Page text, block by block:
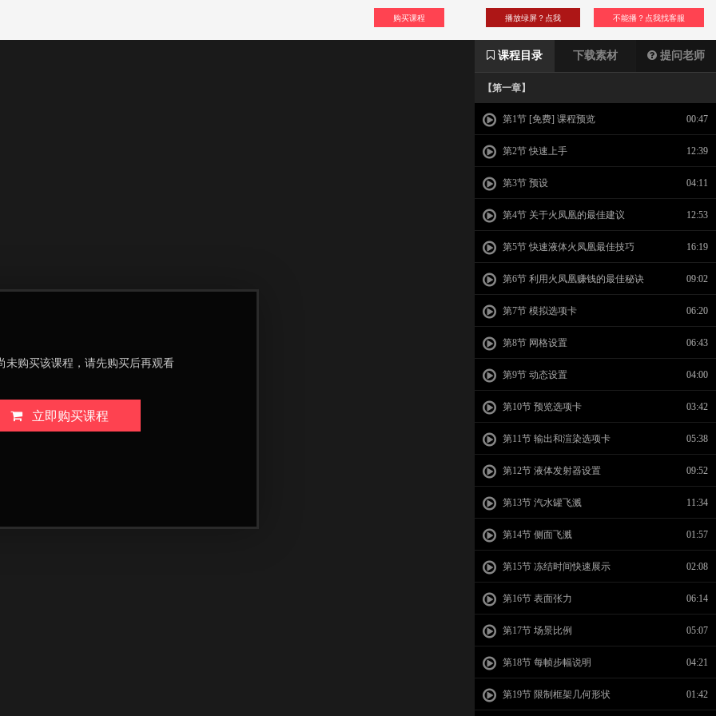
购买课程 不能播？点我找客服
播放绿屏？点我
课程目录 下载素材 提问老师
【第一章】
第1节 [免费] 课程预览 00:47
第2节 快速上手 12:39
第3节 预设 04:11
第4节 关于火凤凰的最佳建议 12:53
第5节 快速液体火凤凰最佳技巧 16:19
第6节 利用火凤凰赚钱的最佳秘诀 09:02
第7节 模拟选项卡 06:20
第8节 网格设置 06:43
第9节 动态设置 04:00
第10节 预览选项卡 03:42
第11节 输出和渲染选项卡 05:38
第12节 液体发射器设置 09:52
第13节 汽水罐飞溅 11:34
第14节 侧面飞溅 01:57
第15节 冻结时间快速展示 02:08
第16节 表面张力 06:14
第17节 场景比例 05:07
第18节 每帧步幅说明 04:21
第19节 限制框架几何形状 01:42
未购买该课程，请先购买后再观看
立即购买课程